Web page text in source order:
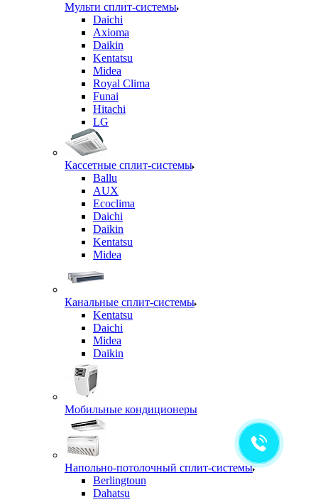
Мульти сплит-системы
Daichi
Axioma
Daikin
Kentatsu
Midea
Royal Clima
Funai
Hitachi
LG
Кассетные сплит-системы
Ballu
AUX
Ecoclima
Daichi
Daikin
Kentatsu
Midea
Канальные сплит-системы
Kentatsu
Daichi
Midea
Daikin
Мобильные кондиционеры
Напольно-потолочный сплит-системы
Berlingtoun
Dahatsu